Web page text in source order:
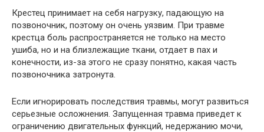
Крестец принимает на себя нагрузку, падающую на
позвоночник, поэтому он очень уязвим. При травме
крестца боль распространяется не только на место
ушиба, но и на близлежащие ткани, отдает в пах и
конечности, из-за этого не сразу понятно, какая часть
позвоночника затронута.
Если игнорировать последствия травмы, могут развиться
серьезные осложнения. Запущенная травма приведет к
ограничению двигательных функций, недержанию мочи,